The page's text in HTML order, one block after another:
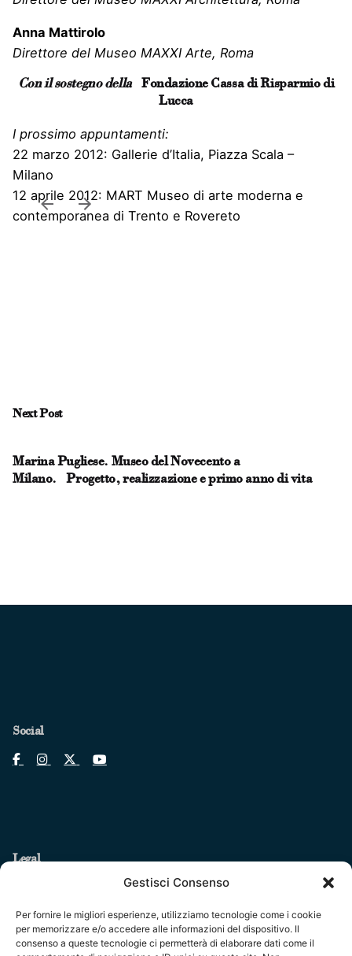
Gestisci Consenso
Per fornire le migliori esperienze, utilizziamo tecnologie come i cookie
per memorizzare e/o accedere alle informazioni del dispositivo. Il
consenso a queste tecnologie ci permetterà di elaborare dati come il
Anna Mattirolo
Direttore del Museo MAXXI Arte, Roma
Con il sostegno dellaFondazione Cassa di Risparmio di
Lucca
I prossimo appuntamenti:
22 marzo 2012: Gallerie d’Italia, Piazza Scala –
Milano
12 aprile 2012: MART Museo di arte moderna e
contemporanea di Trento e Rovereto
Next Post
Marina Pugliese. Museo del Novecento a
Milano. Progetto, realizzazione e primo anno di vita
Social
Legal
Fondazione Centro Studi sull’Arte Licia e Carlo Ludovico
Ragghianti – ETS
P.I. 01931580466 C.F. 92004840465